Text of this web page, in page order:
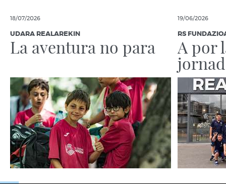
18/07/2026
UDARA REALAREKIN
La aventura no para
19/06/2026
RS
A por